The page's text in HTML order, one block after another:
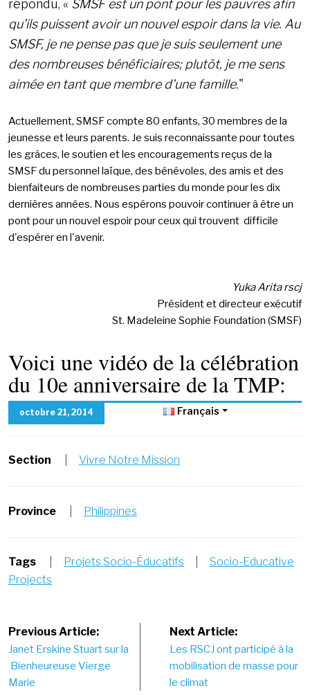
répondu, « SMSF est un pont pour les pauvres afin
qu’ils puissent avoir un nouvel espoir dans la vie. Au
SMSF, je ne pense pas que je suis seulement une
des nombreuses bénéficiaires; plutôt, je me sens
aimée en tant que membre d'une famille."
Actuellement, SMSF compte 80 enfants, 30 membres de la
jeunesse et leurs parents. Je suis reconnaissante pour toutes
les grâces, le soutien et les encouragements reçus de la
SMSF du personnel laïque, des bénévoles, des amis et des
bienfaiteurs de nombreuses parties du monde pour les dix
dernières années. Nous espérons pouvoir continuer à être un
pont pour un nouvel espoir pour ceux qui trouvent difficile
d'espérer en l'avenir.
Yuka Arita rscj
Président et directeur exécutif
St. Madeleine Sophie Foundation (SMSF)
Voici une vidéo de la célébration
du 10e anniversaire de la TMP:
octobre 21, 2014 Français
Section Vivre Notre Mission
Province Philippines
Tags Projets Socio-Éducatifs
Socio-Educative
Projects
Post
navigation
Previous Article:
Janet Erskine Stuart sur la
Bienheureuse Vierge
Marie
Next Article:
Les RSCJ ont participé à la
mobilisation de masse pour
le climat